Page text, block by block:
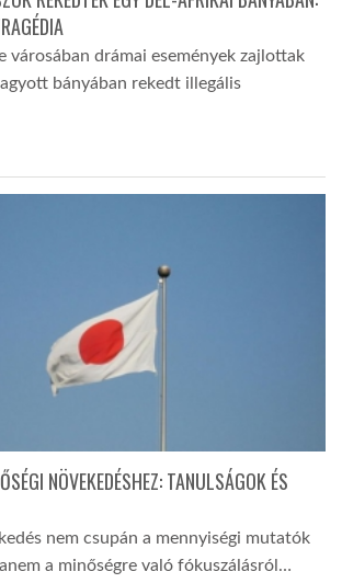
városában drámai események zajlottak
bányában rekedt illegális
NÖVEKEDÉSHEZ: TANULSÁGOK ÉS
nem csupán a mennyiségi mutatók
a minőségre való fókuszálásról…